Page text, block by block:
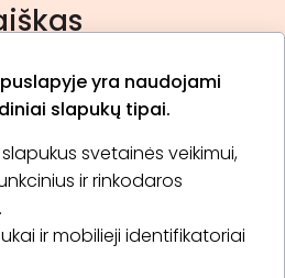
yra naudojami
slapukų tipai.
svetainės veikimui,
ir rinkodaros
ir mobilieji identifikatoriai
privatumo politika